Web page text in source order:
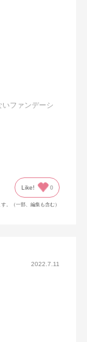
ファンデーシ
仕上がるから
Like! 0
。（一部、編集も含む）
2022.7.11